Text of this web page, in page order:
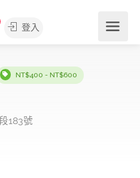
登入
NT$400 - NT$600
段183號